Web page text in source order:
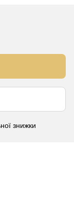
знижки